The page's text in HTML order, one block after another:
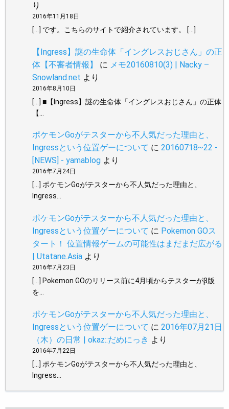
り
2016年11月18日
[…] です。こちらのサイトで紹介されています。 […]
【Ingress】謎の生命体「イングレスおじさん」の正
体【不審者情報】
に メモ20160810(3) | Nacky –
Snowland.net より
2016年8月10日
[…] ■【Ingress】謎の生命体「イングレスおじさん」の正体
【…
ポケモンGoがテスターから不人気だった理由と、
Ingressという位置ゲーについて に 20160718~22 -
[NEWS] - yamablog より
2016年7月24日
[…] ポケモンGoがテスターから不人気だった理由と、
Ingress…
ポケモンGoがテスターから不人気だった理由と、
Ingressという位置ゲーについて に Pokemon GOス
タート！ 位置情報ゲームの可能性はまだまだ広がる
| Utatane.Asia より
2016年7月23日
[…] Pokemon GOのリリース前に4月頃からテスターがβ版
を…
ポケモンGoがテスターから不人気だった理由と、
Ingressという位置ゲーについて に 2016年07月21日
（木）の日常 | okaz::だめにっき より
2016年7月22日
[…] ポケモンGoがテスターから不人気だった理由と、
Ingress…